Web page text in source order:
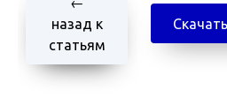
назад к
статьям